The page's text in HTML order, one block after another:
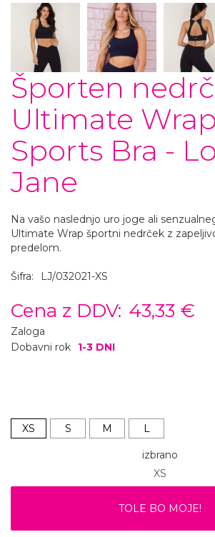
Športen
Ultimate Wrap
Sports Bra -
Jane
Na vašo naslednjo uro joge ali
Ultimate Wrap športni nedrček z
predelom.
Šifra: LJ/032021-XS
Cena z DDV: 43,33 €
Zaloga
Dobavni rok
1-3 DNI
XS S M L
izbrano
XS
TOLE BO MOJE!